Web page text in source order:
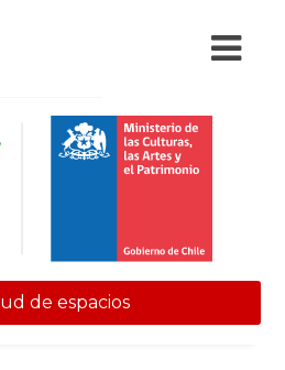
de espacios